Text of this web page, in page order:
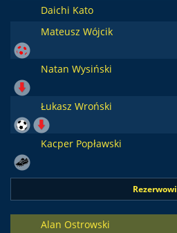
Daichi Kato
Mateusz Wójcik
Natan Wysiński
Łukasz Wroński
Kacper Popławski
Rezerwowi
Alan Ostrowski